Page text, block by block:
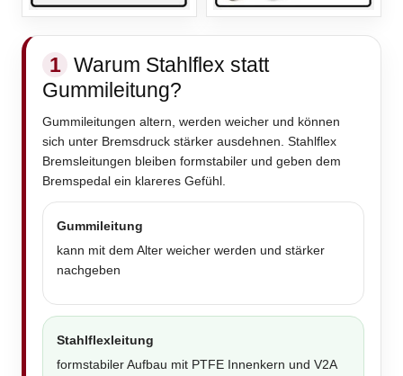
1 Warum Stahlflex statt
Gummileitung?
Gummileitungen altern, werden weicher und können
sich unter Bremsdruck stärker ausdehnen. Stahlflex
Bremsleitungen bleiben formstabiler und geben dem
Bremspedal ein klareres Gefühl.
Gummileitung
kann mit dem Alter weicher werden und stärker
nachgeben
Stahlflexleitung
formstabiler Aufbau mit PTFE Innenkern und V2A